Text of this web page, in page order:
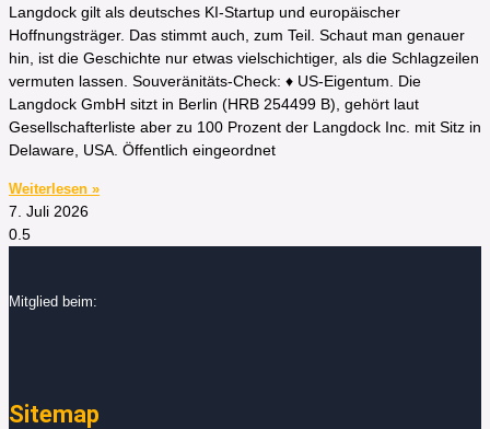
Langdock gilt als deutsches KI-Startup und europäischer
Hoffnungsträger. Das stimmt auch, zum Teil. Schaut man genauer
hin, ist die Geschichte nur etwas vielschichtiger, als die Schlagzeilen
vermuten lassen. Souveränitäts-Check: ♦ US-Eigentum. Die
Langdock GmbH sitzt in Berlin (HRB 254499 B), gehört laut
Gesellschafterliste aber zu 100 Prozent der Langdock Inc. mit Sitz in
Delaware, USA. Öffentlich eingeordnet
Weiterlesen »
7. Juli 2026
Mitglied beim:
Sitemap